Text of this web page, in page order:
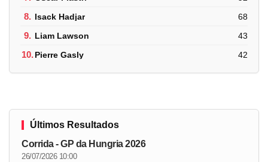
8. Isack Hadjar 68
9. Liam Lawson 43
10.Pierre Gasly 42
Últimos Resultados
Corrida - GP da Hungria 2026
26/07/2026 10:00